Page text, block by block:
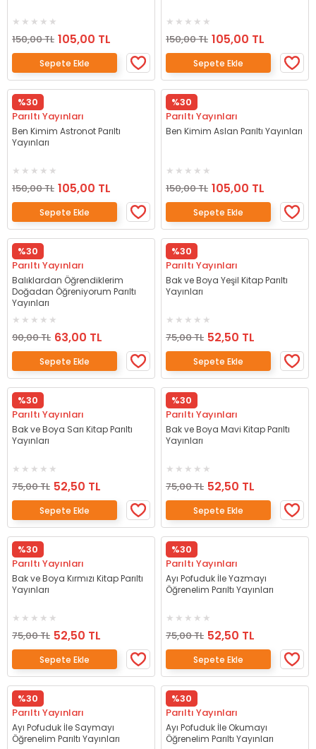
150,00 TL 105,00 TL
Sepete Ekle
150,00 TL 105,00 TL
Sepete Ekle
%30
Parıltı Yayınları
Ben Kimim Astronot Parıltı
Yayınları
150,00 TL 105,00 TL
Sepete Ekle
%30
Parıltı Yayınları
Ben Kimim Aslan Parıltı Yayınları
150,00 TL 105,00 TL
Sepete Ekle
%30
Parıltı Yayınları
Balıklardan Öğrendiklerim
Doğadan Öğreniyorum Parıltı
Yayınları
90,00 TL 63,00 TL
Sepete Ekle
%30
Parıltı Yayınları
Bak ve Boya Yeşil Kitap Parıltı
Yayınları
75,00 TL 52,50 TL
Sepete Ekle
%30
Parıltı Yayınları
Bak ve Boya Sarı Kitap Parıltı
Yayınları
75,00 TL 52,50 TL
Sepete Ekle
%30
Parıltı Yayınları
Bak ve Boya Mavi Kitap Parıltı
Yayınları
75,00 TL 52,50 TL
Sepete Ekle
%30
Parıltı Yayınları
Bak ve Boya Kırmızı Kitap Parıltı
Yayınları
75,00 TL 52,50 TL
Sepete Ekle
%30
Parıltı Yayınları
Ayı Pofuduk İle Yazmayı
Öğrenelim Parıltı Yayınları
75,00 TL 52,50 TL
Sepete Ekle
%30
Parıltı Yayınları
Ayı Pofuduk İle Saymayı
Öğrenelim Parıltı Yayınları
%30
Parıltı Yayınları
Ayı Pofuduk İle Okumayı
Öğrenelim Parıltı Yayınları